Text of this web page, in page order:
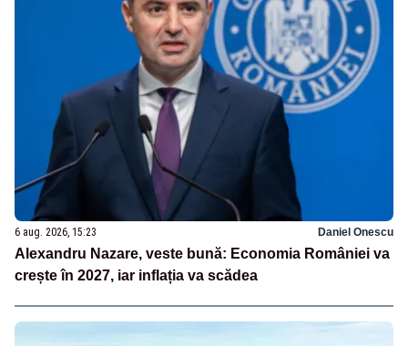
6 aug. 2026, 15:23 Daniel Onescu
Alexandru Nazare, veste bună: Economia României va
crește în 2027, iar inflația va scădea